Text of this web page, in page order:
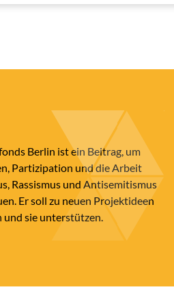
Berlin ist ein Beitrag, um
Partizipation und die Arbeit
Rassismus und Antisemitismus
Er soll zu neuen Projektideen
sie unterstützen.